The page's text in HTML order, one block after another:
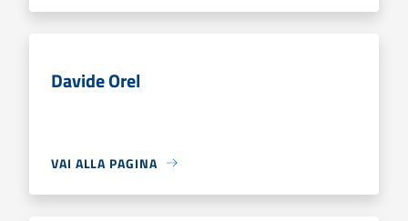
Davide Orel
VAI ALLA PAGINA